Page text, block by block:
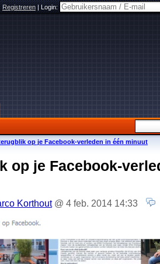
Registreren|Login:
op je Facebook-verleden in één minuut
op je Facebook-
Korthout@ 4 feb. 2014 14:33